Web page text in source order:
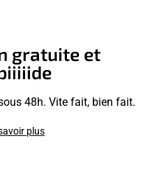
gratuite et
48h. Vite fait, bien fait.
plus